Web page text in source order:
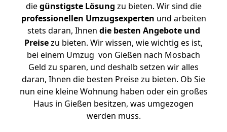
diegünstigste Lösung zu bieten. Wir sind die
professionellen Umzugsexperten und arbeiten
stets daran, Ihnen die besten Angebote und
Preisezu bieten. Wir wissen, wie wichtig es ist,
bei einem Umzug von Gießen nach Mosbach
Geld zu sparen, und deshalb setzen wir alles
daran, Ihnen die besten Preise zu bieten. Ob Sie
nun eine kleine Wohnung haben oder ein großes
Haus in Gießen besitzen, was umgezogen
werden muss.